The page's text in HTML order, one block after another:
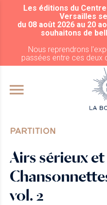
ALLER AU
Les éditions du
Versailles
du 08 août 2026 au 20
souhaitons de
Nous reprendrons
passées entre ces deux
PARTITION
Airs sérieux et
vol. 2